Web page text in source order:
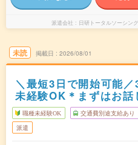
派遣会社 日研トータルソーシン
未読 掲載日 2026/08/01
＼最短3日で開始可能／
未経験OK＊まずはお話
職種未経験OK 交通費別途支給あり
派遣